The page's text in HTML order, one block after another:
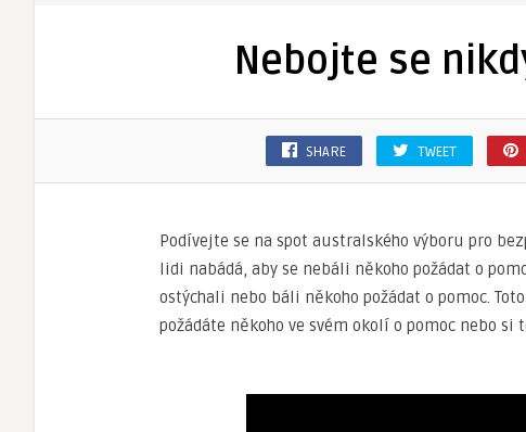
Nebojte se
SHARE TWEET
Podívejte se na spot australského výboru pro
lidi nabádá, aby se nebáli někoho požádat o
ostýchali nebo báli někoho požádat o pomoc.
požádáte někoho ve svém okolí o pomoc nebo